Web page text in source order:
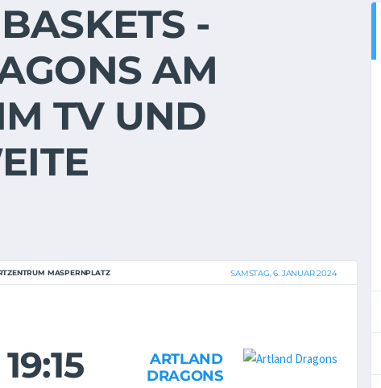
-
AM
TV UND
MASPERNPLATZ SAMSTAG, 6. JANUAR 2024
19:15
ARTLAND
DRAGONS